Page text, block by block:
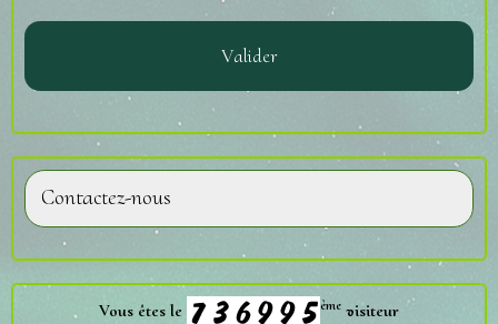
Valider
Contactez-nous
Vous êtes le ème visiteur